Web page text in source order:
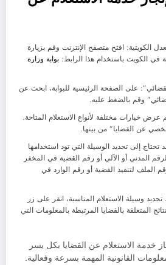
الكويتية: افتح متصفح الإنترنت وقم بزيارة
في الكويت باستخدام هذا الرابط: بوابة وزارة
على الصفحة الرئيسية للبوابة، ابحث عن
وقم بالضغط عليه.
عرض خيارات مختلفة لأنواع الاستعلام المتاحة.
عن القضايا” من بينها.
تحتاج إلى تحديد الوسيلة التي تود استخدامها
المدني أو الآلي أو رقم القضية في المخفر
الملف لتنفيذ القضية أو رقم الوارد في
وسيلة الاستعلام المناسبة، انقر على زر
المتعلقة بالقضايا المرتبطة بالمعلومات التي
خدمة الاستعلام عن القضايا بكل يسر
القانونية المهمة بسرعة وفعالية.